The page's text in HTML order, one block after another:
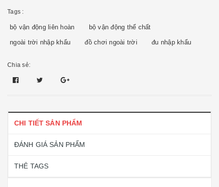
Tags :
bộ vận động liên hoàn bộ vận động thể chất
ngoài trời nhập khẩu đồ chơi ngoài trời đu nhập khẩu
Chia sẻ:
CHI TIẾT SẢN PHẨM
ĐÁNH GIÁ SẢN PHẨM
THẺ TAGS